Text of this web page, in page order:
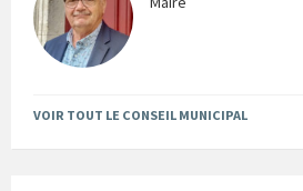
VOIR TOUT LE CONSEIL MUNICIPAL